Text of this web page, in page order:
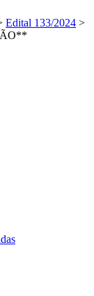
Edital 133/2024 >